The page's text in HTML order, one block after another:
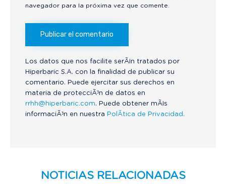
navegador para la próxima vez que comente.
Los datos que nos facilite serÃ¡n tratados por
Hiperbaric S.A. con la finalidad de publicar su
comentario. Puede ejercitar sus derechos en
materia de protecciÃ³n de datos en
rrhh@hiperbaric.com. Puede obtener mÃ¡s
informaciÃ³n en nuestra PolÃ­tica de Privacidad.
NOTICIAS RELACIONADAS